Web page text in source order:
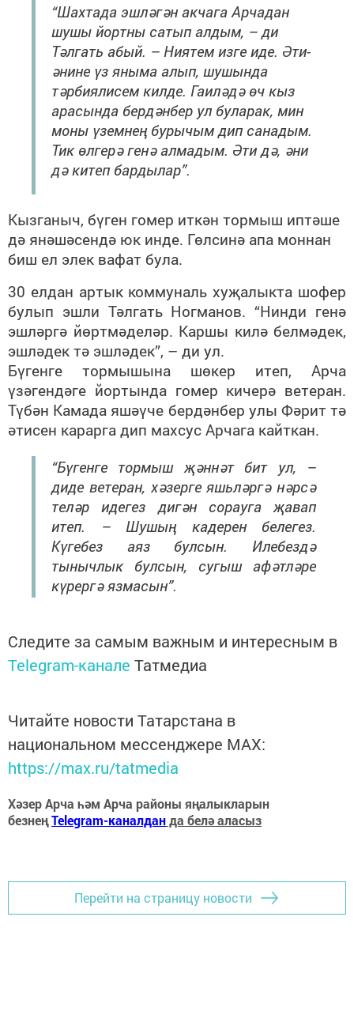
“Шахтада эшләгән акчага Арчадан
шушы йортны сатып алдым, – ди
Тәлгать абый. – Ниятем изге иде. Әти-
әнине үз яныма алып, шушында
тәрбиялисем килде. Гаиләдә өч кыз
арасында бердәнбер ул буларак, мин
моны үземнең бурычым дип санадым.
Тик өлгерә генә алмадым. Әти дә, әни
дә китеп бардылар”.
Кызганыч, бүген гомер иткән тормыш иптәше
дә янәшәсендә юк инде. Гөлсинә апа моннан
биш ел элек вафат була.
30 елдан артык коммуналь хуҗалыкта шофер
булып эшли Тәлгать Ногманов. “Нинди генә
эшләргә йөртмәделәр. Каршы килә белмәдек,
эшләдек тә эшләдек”, – ди ул.
Бүгенге тормышына шөкер итеп, Арча
үзәгендәге йортында гомер кичерә ветеран.
Түбән Камада яшәүче бердәнбер улы Фәрит тә
әтисен карарга дип махсус Арчага кайткан.
“Бүгенге тормыш җәннәт бит ул, –
диде ветеран, хәзерге яшьләргә нәрсә
теләр идегез дигән сорауга җавап
итеп. – Шушың кадерен белегез.
Күгебез аяз булсын. Илебездә
тынычлык булсын, сугыш афәтләре
күрергә язмасын”.
Следите за самым важным и интересным в
Telegram-канале Татмедиа
Читайте новости Татарстана в
национальном мессенджере MАХ:
https://max.ru/tatmedia
Хәзер Арча һәм Арча районы яңалыкларын
безнеңTelegram-каналданда белә аласыз
Перейти на страницу новости